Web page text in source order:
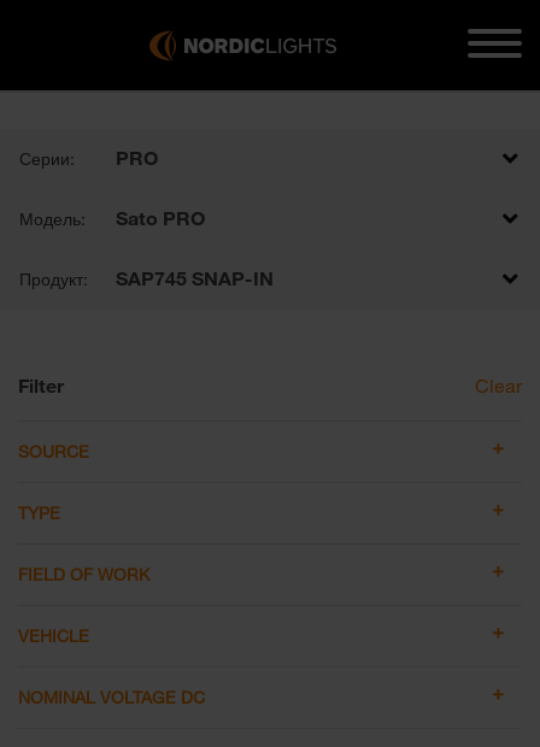
Серии: PRO
Модель: Sato PRO
Продукт: SAP745 SNAP-IN
Filter Clear
SOURCE
TYPE
FIELD OF WORK
VEHICLE
NOMINAL VOLTAGE DC